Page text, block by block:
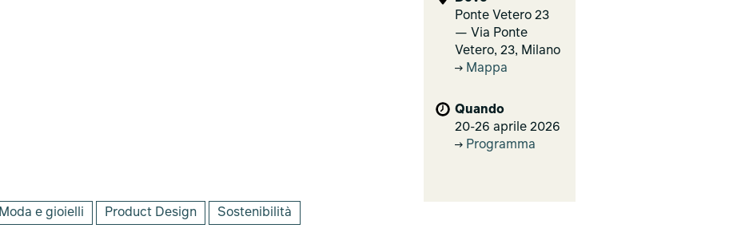
Moda e gioielli Product Design Sostenibilità
Ponte Vetero 23
— Via Ponte
Vetero, 23, Milano
Mappa
Quando
20-26 aprile 2026
Programma